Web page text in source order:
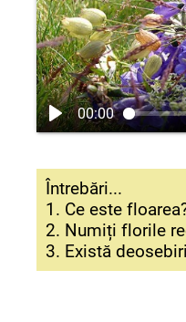
00:00
Întrebări...
1. Ce este
2. Numiți florile
3. Există